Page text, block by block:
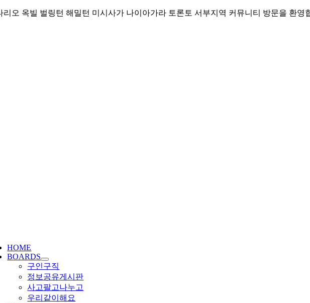
Skip
리오 옥빌 벌링턴 해밀턴 미시사가 나이아가라 토론토 서부지역 커뮤니티 방문을 환영
HOME
BOARDS
구인구직
정보공유게시판
사고팔고나누고
우리같이해요